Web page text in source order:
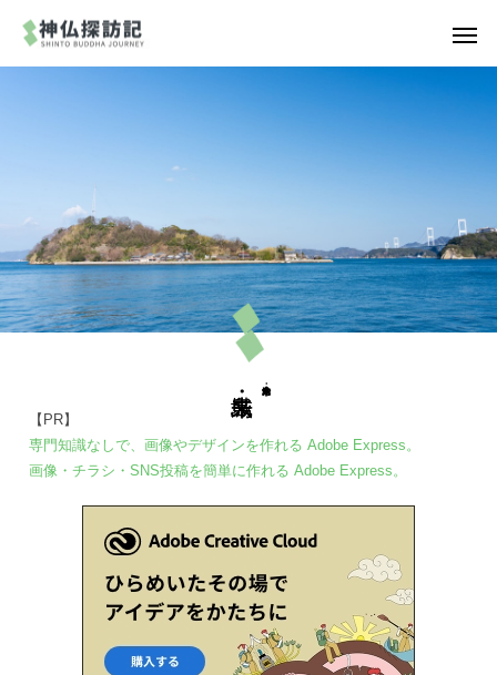
【PR】
専門知識なしで、画像やデザインを作れる Adobe Express。
画像・チラシ・SNS投稿を簡単に作れる Adobe Express。